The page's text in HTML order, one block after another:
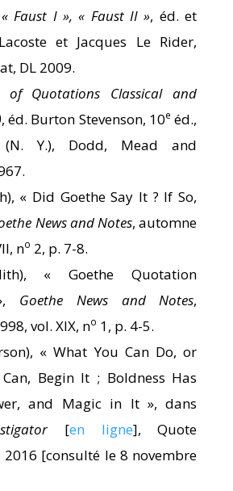
Faust I », « Faust II », éd. et
et Jacques Le Rider,
DL 2009.
of Quotations Classical and
, éd. Burton Stevenson, 10e éd.,
Y.), Dodd, Mead and
« Did Goethe Say It ? If So,
News and Notes, automne
no 2, p. 7-8.
« Goethe Quotation
Goethe News and Notes,
vol. XIX, no 1, p. 4-5.
« What You Can Do, or
Begin It ; Boldness Has
and Magic in It », dans
[en ligne], Quote
2016 [consulté le 8 novembre